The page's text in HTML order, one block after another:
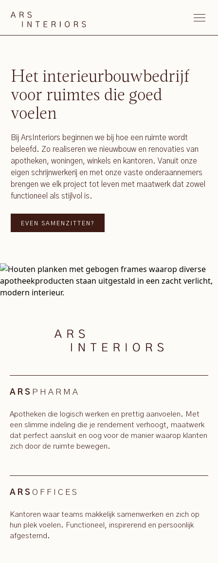
Het interieurbouwbedrijf
voor ruimtes die goed
voelen
Bij ArsInteriors beginnen we bij hoe een ruimte wordt
beleefd. Zo realiseren we nieuwbouw en renovaties van
apotheken, woningen, winkels en kantoren. Vanuit onze
eigen schrijnwerkerij en met onze vaste onderaannemers
brengen we elk project tot leven met maatwerk dat zowel
functioneel als stijlvol is.
EVEN SAMENZITTEN?
ARS PHARMA
Apotheken die logisch werken en prettig aanvoelen. Met
een slimme indeling die je rendement verhoogt, maatwerk
dat perfect aansluit en oog voor de manier waarop klanten
zich door de ruimte bewegen.
ARS OFFICES
Kantoren waar teams makkelijk samenwerken en zich op
hun plek voelen. Functioneel, inspirerend en persoonlijk
afgestemd.